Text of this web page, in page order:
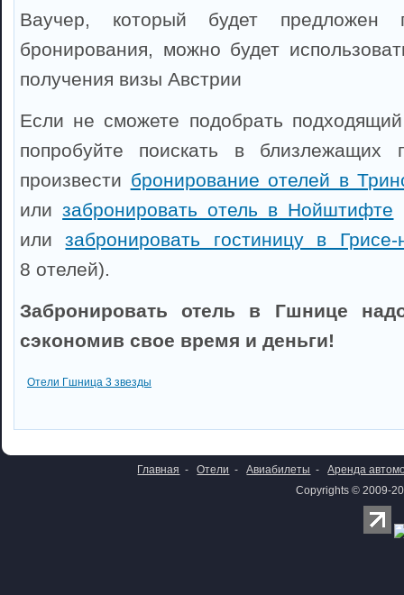
Ваучер, который будет предложен
бронирования, можно будет
получения визы Австрии
Если не сможете подобрать
попробуйте поискать в близлежащих
произвести бронирование отелей в
илизабронировать отель в Нойштифте
илизабронировать гостиницу в Грисе-
8 отелей).
Забронировать отель в Гшнице
сэкономив свое время и деньги!
Отели Гшница 3 звезды
Главная - Отели - Авиабилеты -
Аренда
Copyrights © 2009-